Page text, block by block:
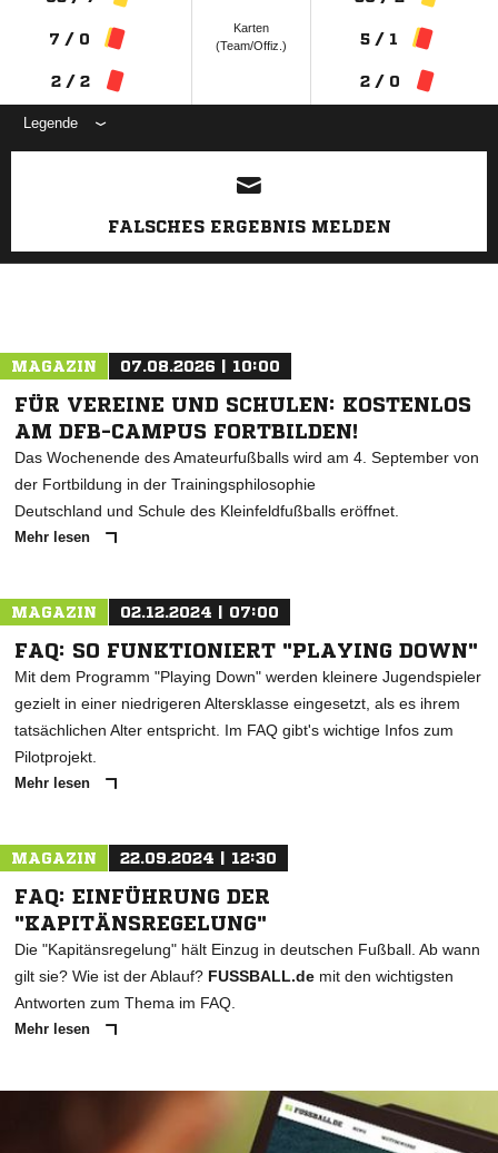
7 / 0
2 / 2
Karten
(Team/Offiz.)
5 / 1
2 / 0
Legende
ANZEIGE
FALSCHES ERGEBNIS MELDEN
MAGAZIN 07.08.2026 | 10:00
FÜR VEREINE UND SCHULEN: KOSTENLOS
AM DFB-CAMPUS FORTBILDEN!
Das Wochenende des Amateurfußballs wird am 4. September von
der Fortbildung in der Trainingsphilosophie
Deutschland und Schule des Kleinfeldfußballs eröffnet.
Mehr lesen
MAGAZIN 02.12.2024 | 07:00
FAQ: SO FUNKTIONIERT "PLAYING DOWN"
Mit dem Programm "Playing Down" werden kleinere Jugendspieler
gezielt in einer niedrigeren Altersklasse eingesetzt, als es ihrem
tatsächlichen Alter entspricht. Im FAQ gibt's wichtige Infos zum
Pilotprojekt.
Mehr lesen
MAGAZIN 22.09.2024 | 12:30
FAQ: EINFÜHRUNG DER
"KAPITÄNSREGELUNG"
Die "Kapitänsregelung" hält Einzug in deutschen Fußball. Ab wann
gilt sie? Wie ist der Ablauf? FUSSBALL.de mit den wichtigsten
Antworten zum Thema im FAQ.
Mehr lesen